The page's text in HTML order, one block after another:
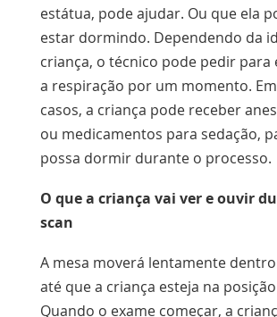
estátua, pode ajudar. Ou que ela
estar dormindo. Dependendo da
criança, o técnico pode pedir para
a respiração por um momento.
casos, a criança pode receber
ou medicamentos para sedação,
possa dormir durante o processo.
O que a criança vai ver e ouvir
scan
A mesa moverá lentamente
até que a criança esteja na
Quando o exame começar, a